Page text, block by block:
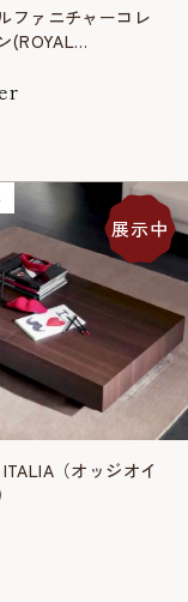
ファニチャーコレ
(ROYAL
展示中
（オッジオイ